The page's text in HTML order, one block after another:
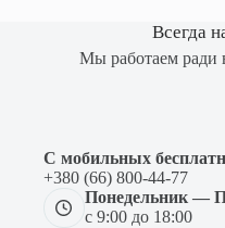
Всегда
Мы работаем ради
С мобильных
+380 (66) 800-44-77
Понедельник —
с 9:00 до 18:00